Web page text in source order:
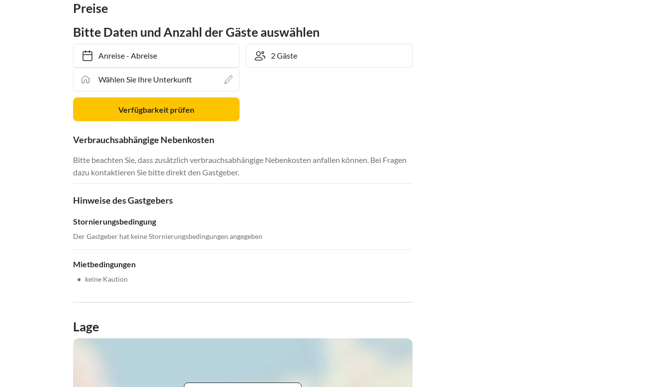
Preise
Bitte Daten und Anzahl der Gäste auswählen
Anreise- Abreise
Verfügbarkeit prüfen
Verbrauchsabhängige Nebenkosten
Bitte beachten Sie, dass zusätzlich verbrauchsabhängige Nebenkosten anfallen können. Bei Fragen
dazu kontaktieren Sie bitte direkt den Gastgeber.
Hinweise des Gastgebers
Stornierungsbedingung
Der Gastgeber hat keine Stornierungsbedingungen angegeben
Mietbedingungen
• keine Kaution
Lage